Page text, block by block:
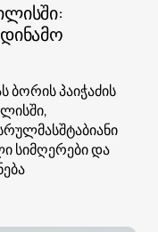
ბორის პაიჭაძის
სიმღერები და